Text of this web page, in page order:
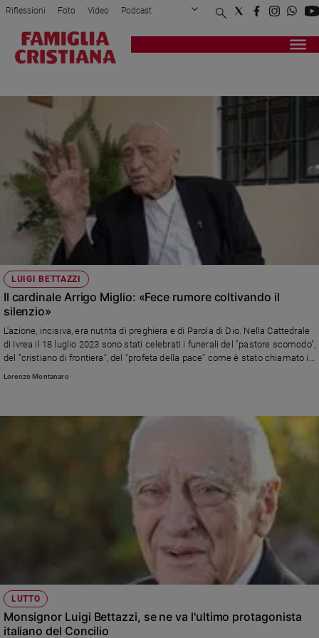
Attualità
Mondo
Economia
Legalità
giustizia
Sport
Interviste
Papa
Papa
Chiesa
Chiesa
Fede
Società
e
valori
Riflessioni Foto Video Podcast
Privacy Policy Chi siamo
Registrati Redazione
LUIGI BETTAZZI
Il cardinale Arrigo Miglio: «Fece rumore coltivando il
silenzio»
L'azione, incisiva, era nutrita di preghiera e di Parola di Dio. Nella Cattedrale
di Ivrea il 18 luglio 2023 sono stati celebrati i funerali del "pastore scomodo",
del "cristiano di frontiera", del "profeta della pace" come è stato chiamato il
vescovo emerito della diocesi eporediese ed ex presidente di Pax Christi
Lorenzo Montanaro
LUTTO
Monsignor Luigi Bettazzi, se ne va l'ultimo protagonista
italiano del Concilio